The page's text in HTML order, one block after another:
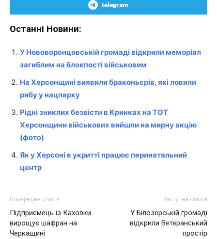
telegram
Останні Новини:
У Нововоронцовській громаді відкрили меморіал
загиблим на блокпості військовим
На Херсонщині виявили браконьєрів, які ловили
рибу у нацпарку
Рідні зниклих безвісти в Кринках на ТОТ
Херсонщини військових вийшли на мирну акцію
(фото)
Як у Херсоні в укритті працює перинатальний
центр
Попередня стаття
Підприємець із Каховки
вирощує шафран на
Черкащині
Наступна стаття
У Білозерській громаді
відкрили Ветеранський
простір